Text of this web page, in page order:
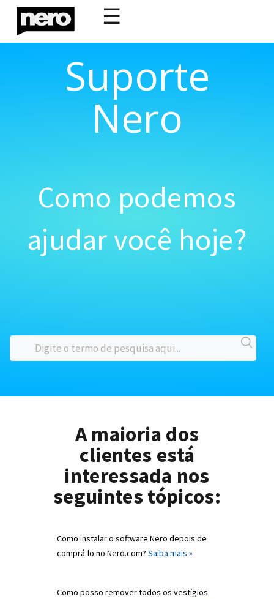
☰
Suporte
Nero
Como podemos
ajudar você hoje?
A maioria dos
clientes está
interessada nos
seguintes tópicos:
Como instalar o software Nero depois de
comprá-lo no Nero.com? Saiba mais »
Como posso remover todos os vestígios